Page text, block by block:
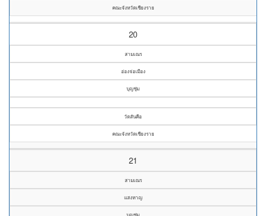
คณะจังหวัดเชียงราย
20
สามเณร
อ่องจ่อเมือง
บุญชุ่ม
วัดสันคือ
คณะจังหวัดเชียงราย
21
สามเณร
แสงหาญ
บุญชุ่ม